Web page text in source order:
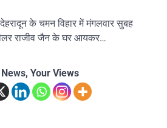
के चमन विहार में मंगलवार सुबह
राजीव जैन के घर आयकर…
Your Views